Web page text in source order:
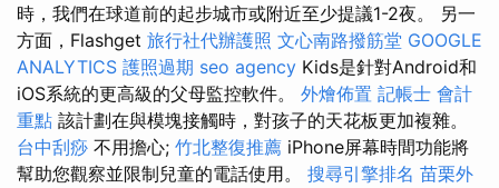
時，我們在球道前的起步城市或附近至少提議1-2夜。 另一
方面，Flashget 旅行社代辦護照 文心南路撥筋堂 GOOGLE
ANALYTICS 護照過期 seo agency Kids是針對Android和
iOS系統的更高級的父母監控軟件。 外燴佈置 記帳士 會計
重點 該計劃在與模塊接觸時，對孩子的天花板更加複雜。
台中刮痧 不用擔心; 竹北整復推薦 iPhone屏幕時間功能將
幫助您觀察並限制兒童的電話使用。 搜尋引擎排名 苗栗外